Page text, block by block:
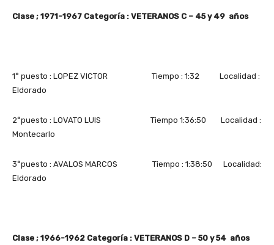
Clase ; 1971-1967 Categoría : VETERANOS C – 45 y 49 años
1° puesto : LOPEZ VICTOR Tiempo : 1:32 Localidad :
Eldorado
2°puesto : LOVATO LUIS Tiempo 1:36:50 Localidad :
Montecarlo
3°puesto : AVALOS MARCOS Tiempo : 1:38:50 Localidad:
Eldorado
Clase ; 1966-1962 Categoría : VETERANOS D – 50 y 54 años